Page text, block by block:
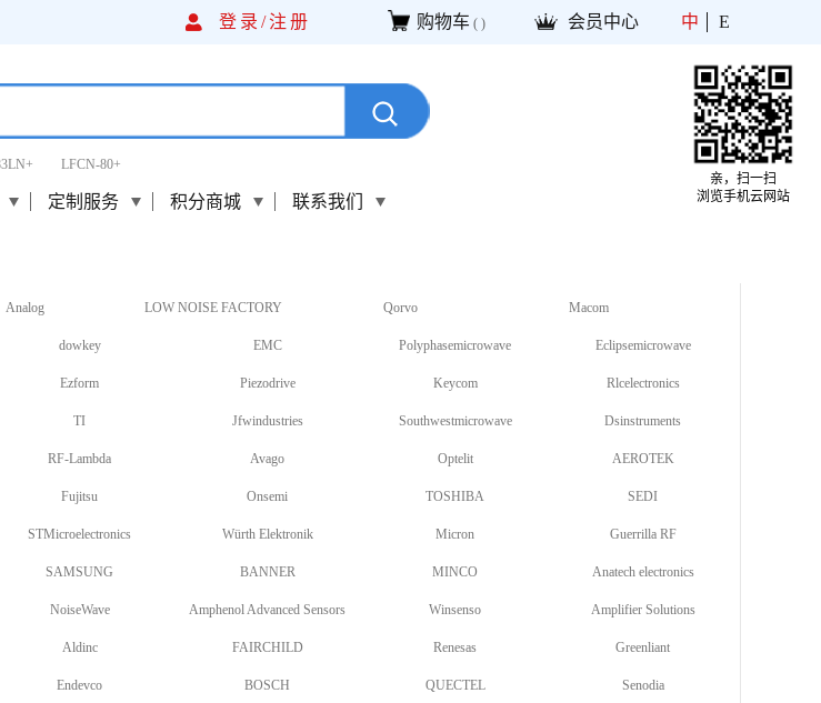
登录/注册 购物车 ( ) 会员中心 中 E
LFCN-80+
定制服务 积分商城 联系我们
Analog LOW NOISE FACTORY Qorvo Macom
dowkey EMC Polyphasemicrowave Eclipsemicrowave
Ezform Piezodrive Keycom Rlcelectronics
TI Jfwindustries Southwestmicrowave Dsinstruments
RF-Lambda Avago Optelit AEROTEK
Fujitsu Onsemi TOSHIBA SEDI
STMicroelectronics Würth Elektronik Micron Guerrilla RF
SAMSUNG BANNER MINCO Anatech electronics
NoiseWave Amphenol Advanced Sensors Winsenso Amplifier Solutions
Aldinc FAIRCHILD Renesas Greenliant
Endevco BOSCH QUECTEL Senodia
亲，扫一扫
浏览手机云网站